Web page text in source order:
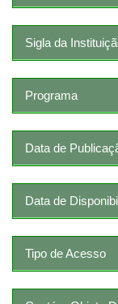
Sigla da
Programa
Data de
Data de
Tipo de Acesso